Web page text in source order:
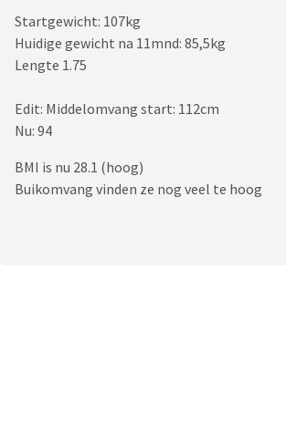
Startgewicht: 107kg
Huidige gewicht na 11mnd: 85,5kg
Lengte 1.75
Edit: Middelomvang start: 112cm
Nu: 94
BMI is nu 28.1 (hoog)
Buikomvang vinden ze nog veel te hoog